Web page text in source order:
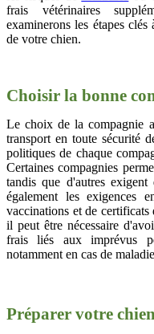
frais vétérinaires
examinerons les étapes
de votre chien.
Choisir la bonne
Le choix de la compagnie
transport en toute sécurité
politiques de chaque
Certaines compagnies
tandis que d'autres
également les exigences
vaccinations et de certificats
il peut être nécessaire
frais liés aux imprévus
notamment en cas de
Préparer votre